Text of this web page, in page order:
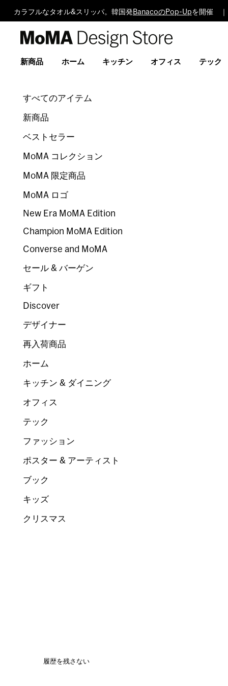
カラフルなタオル&スリッパ。韓国発 BanacoのPop-Upを開催
Design
新商品 ホーム キッチン オフィス テック
すべてのアイテム
新商品
ベストセラー
MoMA コレクション
MoMA 限定商品
MoMA ロゴ
New Era MoMA Edition
Champion MoMA Edition
Converse and MoMA
セール & バーゲン
ギフト
Discover
デザイナー
再入荷商品
ホーム
キッチン & ダイニング
オフィス
テック
ファッション
ポスター & アーティスト
ブック
キッズ
クリスマス
履歴を残さない